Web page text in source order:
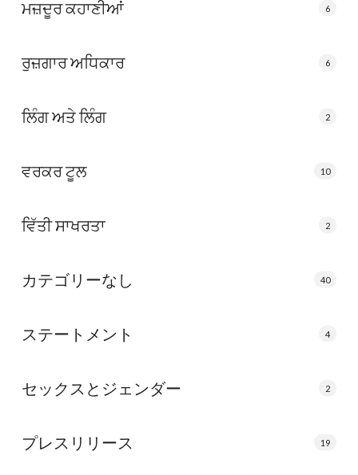
ਮਜ਼ਦੂਰ ਕਹਾਣੀਆਂ 6
ਰੁਜ਼ਗਾਰ ਅਧਿਕਾਰ 6
ਲਿੰਗ ਅਤੇ ਲਿੰਗ 2
ਵਰਕਰ ਟੂਲ 10
ਵਿੱਤੀ ਸਾਖਰਤਾ 2
カテゴリーなし 40
ステートメント 4
セックスとジェンダー 2
プレスリリース 19